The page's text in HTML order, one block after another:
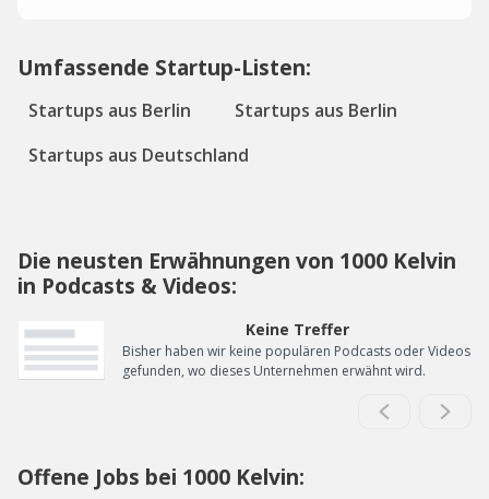
Umfassende Startup-Listen:
Startups aus Berlin
Startups aus Berlin
Startups aus Deutschland
Die neusten Erwähnungen von 1000 Kelvin
in Podcasts & Videos:
Keine Treffer
Bisher haben wir keine populären Podcasts oder Videos
gefunden, wo dieses Unternehmen erwähnt wird.
Offene Jobs bei 1000 Kelvin: